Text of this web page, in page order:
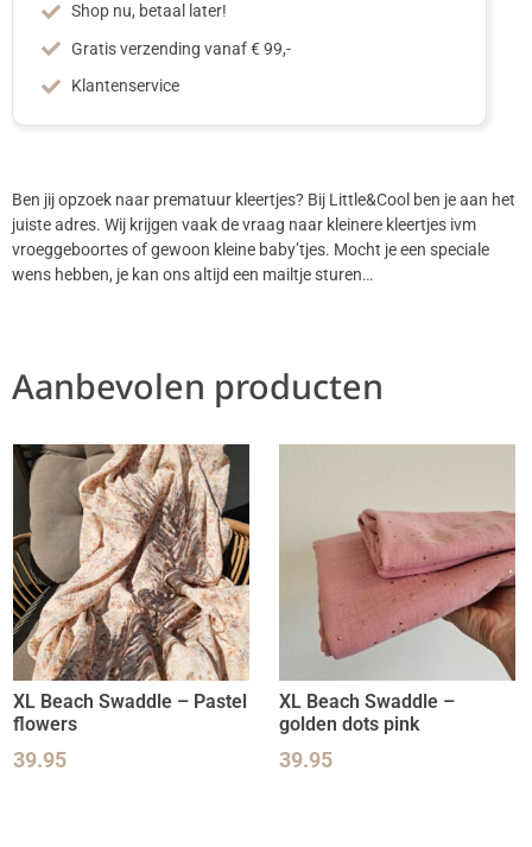
Shop nu, betaal later!
Gratis verzending vanaf € 99,-
Klantenservice
Ben jij opzoek naar prematuur kleertjes? Bij Little&Cool ben je aan het
juiste adres. Wij krijgen vaak de vraag naar kleinere kleertjes ivm
vroeggeboortes of gewoon kleine baby’tjes. Mocht je een speciale
wens hebben, je kan ons altijd een mailtje sturen…
Aanbevolen producten
XL Beach Swaddle – Pastel
flowers
39.95
XL Beach Swaddle –
golden dots pink
39.95